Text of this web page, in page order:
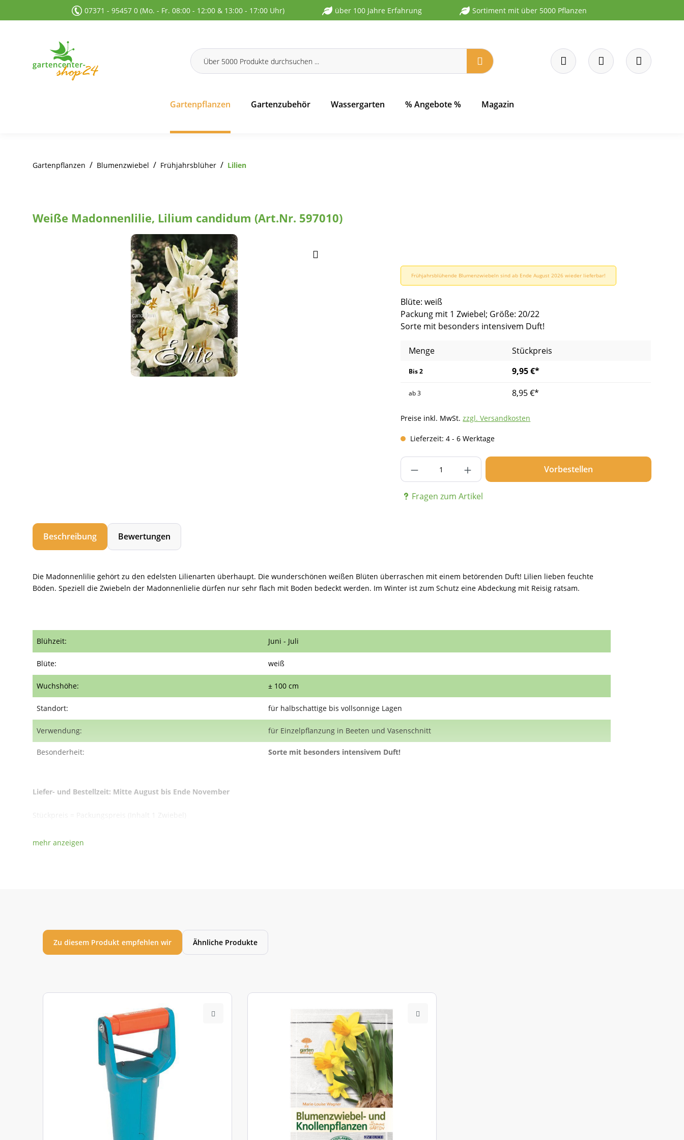
Zur Hauptnavigation springen
07371 - 95457 0 (Mo. - Fr. 08:00 - 12:00 & 13:00 - 17:00 Uhr) über 100 Jahre Erfahrung Sortiment mit über 5000 Pflanzen
Gartenpflanzen Gartenzubehör Wassergarten % Angebote % Magazin
Gartenpflanzen / Blumenzwiebel / Frühjahrsblüher / Lilien
Weiße Madonnenlilie, Lilium candidum (Art.Nr. 597010)
Frühjahrsblühende Blumenzwiebeln sind ab Ende August 2026 wieder lieferbar!
Blüte: weiß
Packung mit 1 Zwiebel; Größe: 20/22
Sorte mit besonders intensivem Duft!
Menge Stückpreis
Bis2 9,95 €*
ab3 8,95 €*
Preise inkl. MwSt.zzgl. Versandkosten
Lieferzeit: 4 - 6 Werktage
Produkt Anzahl: Gib den gewünschten Wert ein
Vorbestellen
Fragen zum Artikel
Beschreibung Bewertungen
Die Madonnenlilie gehört zu den edelsten Lilienarten überhaupt. Die wunderschönen weißen Blüten überraschen mit einem betörenden Duft! Lilien lieben feuchte
Böden. Speziell die Zwiebeln der Madonnenlielie dürfen nur sehr flach mit Boden bedeckt werden. Im Winter ist zum Schutz eine Abdeckung mit Reisig ratsam.
Blühzeit: Juni - Juli
Blüte: weiß
Wuchshöhe: ± 100 cm
Standort: für halbschattige bis vollsonnige Lagen
Verwendung: für Einzelpflanzung in Beeten und Vasenschnitt
Besonderheit: Sorte mit besonders intensivem Duft!
Liefer- und Bestellzeit: Mitte August bis Ende November
Zu diesem Produkt empfehlen wir Ähnliche Produkte